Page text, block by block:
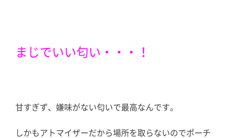
まじでいい匂い・・・！
甘すぎず、嫌味がない匂いで最高なんです。
しかもアトマイザーだから場所を取らないのでポーチ